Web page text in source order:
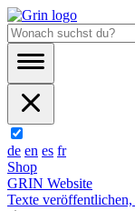
de en es fr
Shop
GRIN Website
Texte